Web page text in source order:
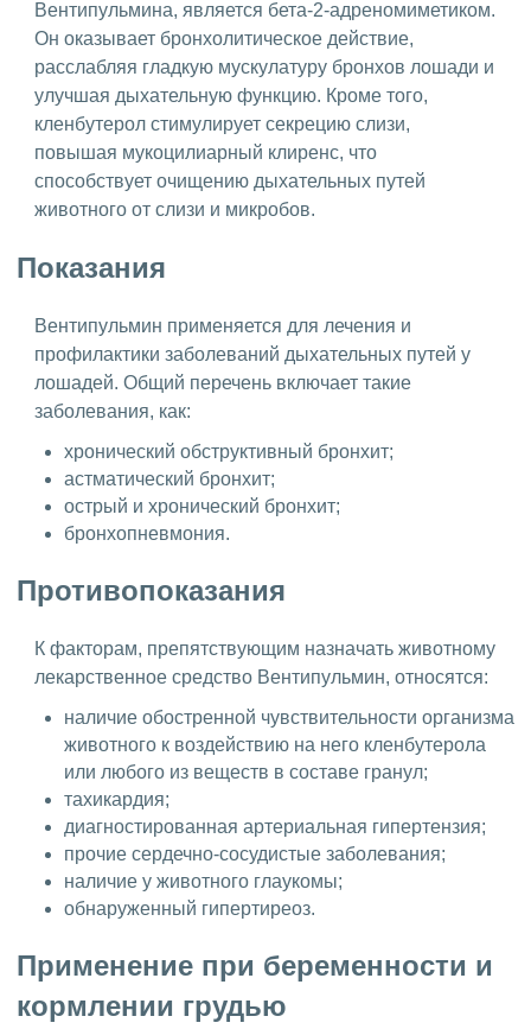
Вентипульмина, является бета-2-адреномиметиком.
Он оказывает бронхолитическое действие,
расслабляя гладкую мускулатуру бронхов лошади и
улучшая дыхательную функцию. Кроме того,
кленбутерол стимулирует секрецию слизи,
повышая мукоцилиарный клиренс, что
способствует очищению дыхательных путей
животного от слизи и микробов.
Показания
Вентипульмин применяется для лечения и
профилактики заболеваний дыхательных путей у
лошадей. Общий перечень включает такие
заболевания, как:
хронический обструктивный бронхит;
астматический бронхит;
острый и хронический бронхит;
бронхопневмония.
Противопоказания
К факторам, препятствующим назначать животному
лекарственное средство Вентипульмин, относятся:
наличие обостренной чувствительности организма
животного к воздействию на него кленбутерола
или любого из веществ в составе гранул;
тахикардия;
диагностированная артериальная гипертензия;
прочие сердечно-сосудистые заболевания;
наличие у животного глаукомы;
обнаруженный гипертиреоз.
Применение при беременности и
кормлении грудью